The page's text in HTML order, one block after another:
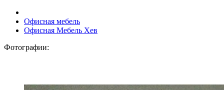
Офисная мебель
Офисная Мебель Хев
Фотографии: